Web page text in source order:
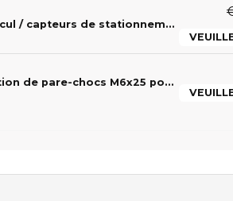
Capteurs de recul / capteurs de stationnement pour Ligier JS60, JS50, IXO, JSRC, Optimax et Microcar MGO, Due, M8, F8C
Boulon de fixation de pare-chocs M6x25 pour Ligier & Microcar voiture sans permis